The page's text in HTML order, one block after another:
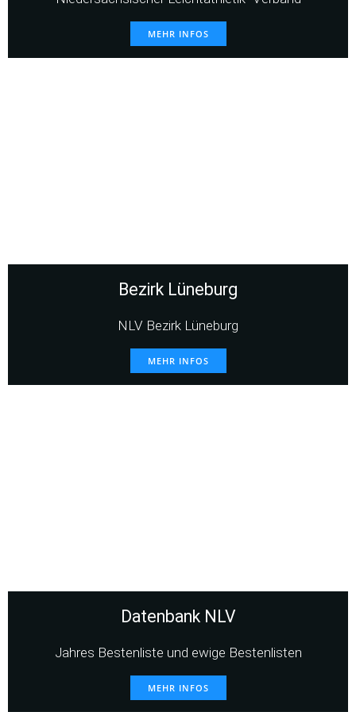
MEHR INFOS
Bezirk Lüneburg
NLV Bezirk Lüneburg
MEHR INFOS
Datenbank NLV
Jahres Bestenliste und ewige Bestenlisten
MEHR INFOS